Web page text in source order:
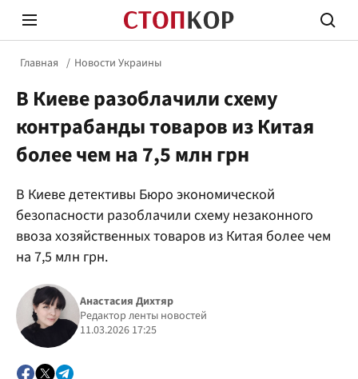
Политика
Главная Новости Украины
В Киеве разоблачили схему
контрабанды товаров из Китая
более чем на 7,5 млн грн
В Киеве детективы Бюро экономической
безопасности разоблачили схему незаконного
ввоза хозяйственных товаров из Китая более чем
на 7,5 млн грн.
Анастасия Дихтяр
Редактор ленты новостей
11.03.2026 17:25